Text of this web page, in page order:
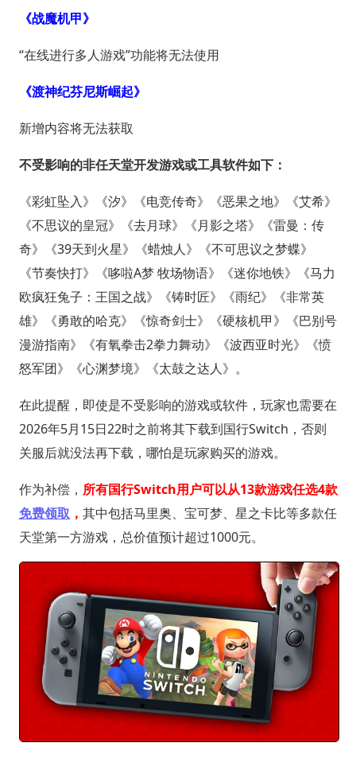
《战魔机甲》
“在线进行多人游戏”功能将无法使用
《渡神纪芬尼斯崛起》
新增内容将无法获取
不受影响的非任天堂开发游戏或工具软件如下：
《彩虹坠入》《汐》《电竞传奇》《恶果之地》《艾希》
《不思议的皇冠》《去月球》《月影之塔》《雷曼：传
奇》《39天到火星》《蜡烛人》《不可思议之梦蝶》
《节奏快打》《哆啦A梦 牧场物语》《迷你地铁》《马力
欧疯狂兔子：王国之战》《铸时匠》《雨纪》《非常英
雄》《勇敢的哈克》《惊奇剑士》《硬核机甲》《巴别号
漫游指南》《有氧拳击2拳力舞动》《波西亚时光》《愤
怒军团》《心渊梦境》《太鼓之达人》。
在此提醒，即使是不受影响的游戏或软件，玩家也需要在
2026年5月15日22时之前将其下载到国行Switch，否则
关服后就没法再下载，哪怕是玩家购买的游戏。
作为补偿， 所有国行Switch用户可以从13款游戏任选4款
免费领取 ， 其中包括马里奥、宝可梦、星之卡比等多款任
天堂第一方游戏，总价值预计超过1000元。